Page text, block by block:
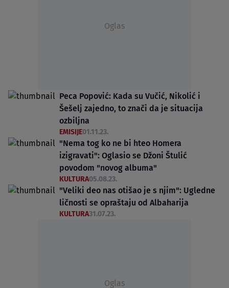
Oglas
Peca Popović: Kada su Vučić, Nikolić i
Šešelj zajedno, to znači da je situacija
ozbiljna
EMISIJE01.11.23.
"Nema tog ko ne bi hteo Homera
izigravati": Oglasio se Džoni Štulić
povodom "novog albuma"
KULTURA05.08.23.
"Veliki deo nas otišao je s njim": Ugledne
ličnosti se opraštaju od Albaharija
KULTURA31.07.23.
Oglas